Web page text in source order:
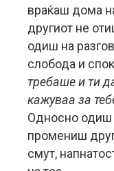
враќаш дома
другиот не
одиш на
слобода и
требаше и ти
кажуваа за
Односно одиш
промениш
смут,